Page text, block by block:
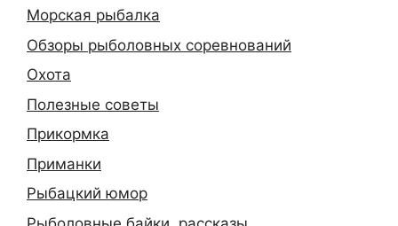
Морская рыбалка
Обзоры рыболовных соревнований
Охота
Полезные советы
Прикормка
Приманки
Рыбацкий юмор